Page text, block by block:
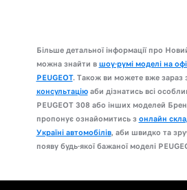
Більше детальної інформації про
можна знайти вшоу-румі моделі на
PEUGEOT. Також ви можете вже зараз
консультаціюаби дізнатись всі
PEUGEOT 308 або інших моделей
пропонує ознайомитись зонлайн
Україні автомобілів, аби швидко та
появу будь-якої бажаної моделі